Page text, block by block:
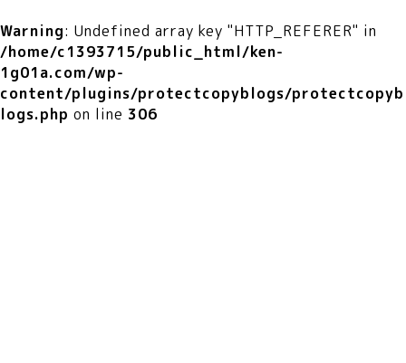
Warning: Undefined array key "HTTP_REFERER" in
/home/c1393715/public_html/ken-
1g01a.com/wp-
content/plugins/protectcopyblogs/protectcopyb
logs.php on line 306